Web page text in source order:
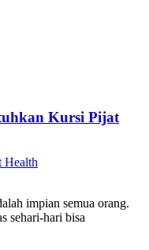
Kursi Pijat
Health
impian semua orang.
sehari-hari bisa